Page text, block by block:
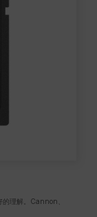
理解。Cannon、